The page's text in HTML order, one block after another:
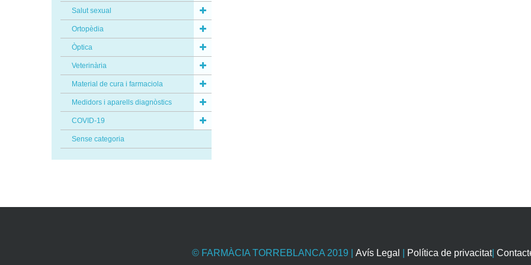
Salut sexual
Ortopèdia
Òptica
Veterinària
Material de cura i farmaciola
Medidors i aparells diagnòstics
COVID-19
Sense categoria
© FARMÀCIA TORREBLANCA 2019 Avís Legal Política de privacitat|